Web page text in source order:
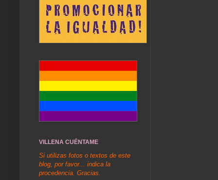
VILLENA CUÉNTAME
Si utilizas fotos o textos de este
blog, por favor... indica la
procedencia. Gracias.